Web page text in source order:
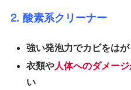
⒉ 酸素系クリーナー
強い発泡力でカビをはが
衣類や人体へのダメー
い